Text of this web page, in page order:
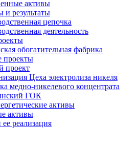
активы
и результаты
цепочка
деятельность
обогатительная фабрика
проекты
проект
Цеха электролиза никеля
медно-никелевого концентрата
ГОК
активы
активы
реализация